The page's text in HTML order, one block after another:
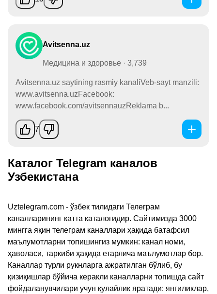
Avitsenna.uz
Медицина и здоровье · 3,739
Avitsenna.uz saytining rasmiy kanaliVeb-sayt manzili:
www.avitsenna.uzFacebook:
www.facebook.com/avitsennauzReklama b...
7
Каталог Telegram каналов
Узбекистана
Uztelegram.com - ўзбек тилидаги Телеграм
каналларининг катта каталогидир. Сайтимизда 3000
мингга яқин телеграм каналлари ҳақида батафсил
маълумотларни топишингиз мумкин: канал номи,
ҳаволаси, таркиби ҳақида етарлича маълумотлар бор.
Каналлар турли рукнларга ажратилган бўлиб, бу
қизиқишлар бўйича керакли каналларни топишда сайт
фойдаланувчилари учун қулайлик яратади: янгиликлар,